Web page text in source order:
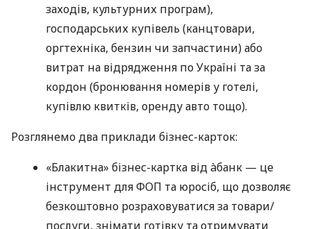
заходів, культурних програм),
господарських купівель (канцтовари,
оргтехніка, бензин чи запчастини) або
витрат на відрядження по Україні та за
кордон (бронювання номерів у готелі,
купівлю квитків, оренду авто тощо).
Розглянемо два приклади бізнес-карток:
«Блакитна» бізнес-картка від àбанк — це
інструмент для ФОП та юросіб, що дозволяє
безкоштовно розраховуватися за товари/
послуги, знімати готівку та отримувати